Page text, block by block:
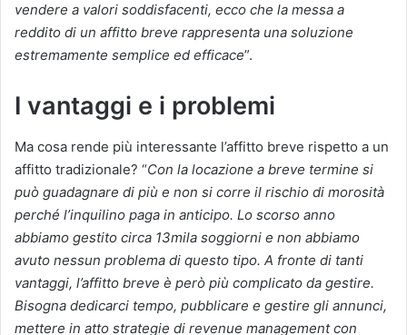
vendere a valori soddisfacenti, ecco che la messa a
reddito di un affitto breve rappresenta una soluzione
estremamente semplice ed efficace”.
I vantaggi e i problemi
Ma cosa rende più interessante l’affitto breve rispetto a un
affitto tradizionale? “Con la locazione a breve termine si
può guadagnare di più e non si corre il rischio di morosità
perché l’inquilino paga in anticipo. Lo scorso anno
abbiamo gestito circa 13mila soggiorni e non abbiamo
avuto nessun problema di questo tipo. A fronte di tanti
vantaggi, l’affitto breve è però più complicato da gestire.
Bisogna dedicarci tempo, pubblicare e gestire gli annunci,
mettere in atto strategie di revenue management con